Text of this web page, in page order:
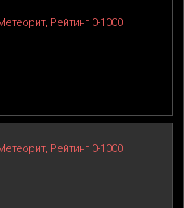
Рейтинг 0-1000
Рейтинг 0-1000